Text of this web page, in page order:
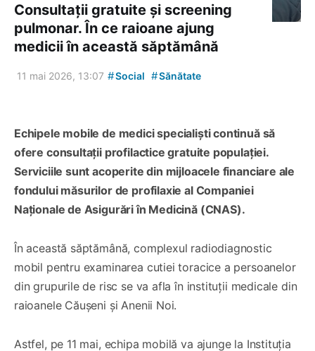
Consultații gratuite și screening
pulmonar. În ce raioane ajung
medicii în această săptămână
11 mai 2026, 13:07 #Social #Sănătate
Echipele mobile de medici specialiști continuă să
ofere consultații profilactice gratuite populației.
Serviciile sunt acoperite din mijloacele financiare ale
fondului măsurilor de profilaxie al Companiei
Naționale de Asigurări în Medicină (CNAS).
În această săptămână, complexul radiodiagnostic
mobil pentru examinarea cutiei toracice a persoanelor
din grupurile de risc se va afla în instituții medicale din
raioanele Căușeni și Anenii Noi.
Astfel, pe 11 mai, echipa mobilă va ajunge la Instituția